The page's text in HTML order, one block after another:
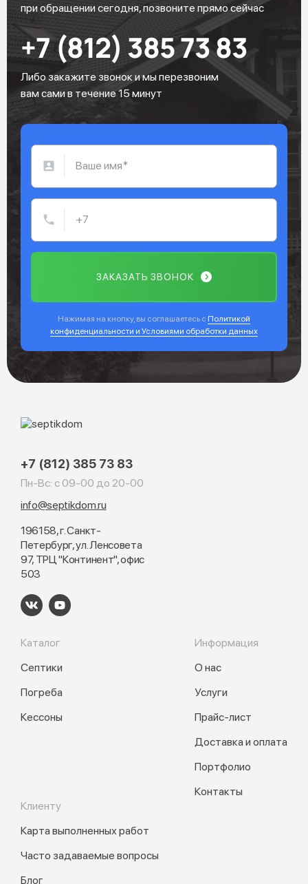
при обращении сегодня, позвоните прямо сейчас
+7 (812) 385 73 83
Либо закажите звонок и мы перезвоним
вам сами в течение 15 минут
ЗАКАЗАТЬ ЗВОНОК
Нажимая на кнопку, вы соглашаетесь с Политикой
конфиденциальности и Условиями обработки данных
+7 (812) 385 73 83
Пн-Вс: с 09-00 до 20-00
info@septikdom.ru
196158, г. Санкт-
Петербург, ул. Ленсовета
97, ТРЦ "Континент", офис
503
Каталог
Септики
Погреба
Кессоны
Информация
О нас
Услуги
Прайс-лист
Доставка и оплата
Портфолио
Контакты
Клиенту
Карта выполненных работ
Часто задаваемые вопросы
Блог